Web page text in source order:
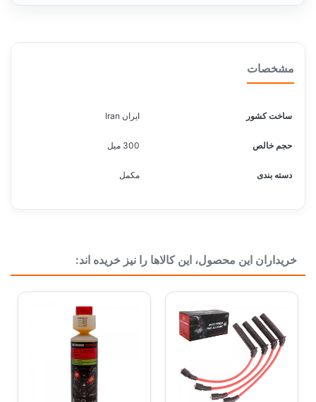
مشخصات
ساخت کشور ایران Iran
حجم خالص 300 میل
دسته بندی مکمل
خریداران این محصول، این کالاها را نیز خریده اند: